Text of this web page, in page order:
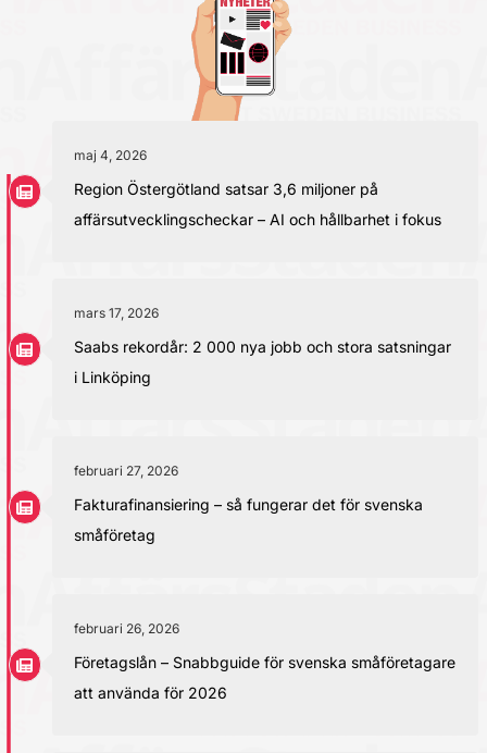
maj 4, 2026
Region Östergötland satsar 3,6 miljoner på
affärsutvecklingscheckar – AI och hållbarhet i fokus
mars 17, 2026
Saabs rekordår: 2 000 nya jobb och stora satsningar
i Linköping
februari 27, 2026
Fakturafinansiering – så fungerar det för svenska
småföretag
februari 26, 2026
Företagslån – Snabbguide för svenska småföretagare
att använda för 2026